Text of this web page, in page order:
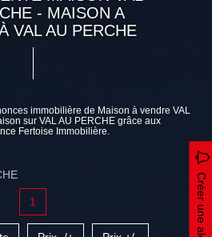
- MAISON A
VAL AU PERCHE
immobilière de Maison à vendre VAL
sur VAL AU PERCHE grâce aux
Fertoise Immobilière.
Créer une alerte
1